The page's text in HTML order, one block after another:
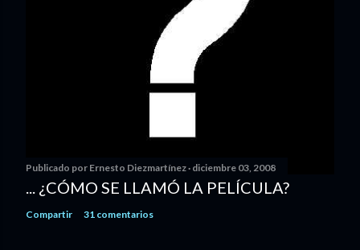
Publicado por Ernesto Diezmartínez diciembre 03, 2008
... ¿CÓMO SE LLAMÓ LA PELÍCULA?
Compartir 31 comentarios